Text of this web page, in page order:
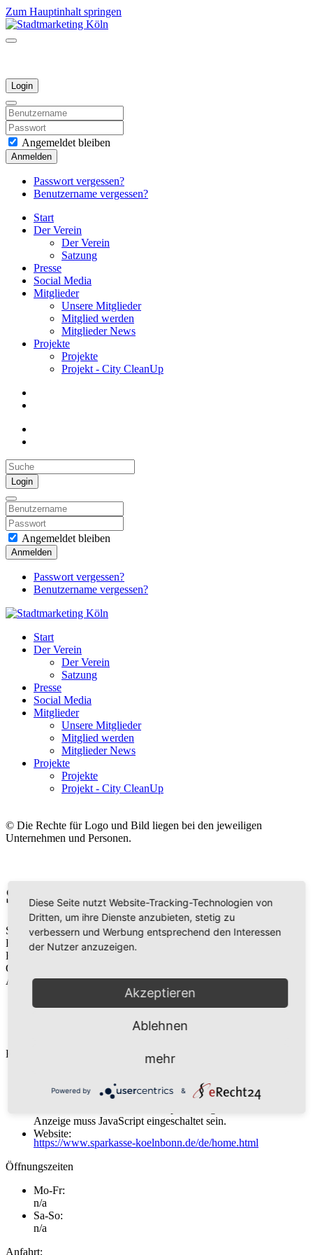
Zum Hauptinhalt springen
Login
Angemeldet bleiben
Anmelden
Passwort vergessen?
Benutzername vergessen?
Start
Der Verein
Der Verein
Satzung
Presse
Social Media
Mitglieder
Unsere Mitglieder
Mitglied werden
Mitglieder News
Projekte
Projekte
Projekt - City CleanUp
Login
Angemeldet bleiben
Anmelden
Passwort vergessen?
Benutzername vergessen?
Start
Der Verein
Der Verein
Satzung
Presse
Social Media
Mitglieder
Unsere Mitglieder
Mitglied werden
Mitglieder News
Projekte
Projekte
Projekt - City CleanUp
© Die Rechte für Logo und Bild liegen bei den jeweiligen
Unternehmen und Personen.
Sparkasse KölnBonn
Sparkasse KölnBonn - Ihre Bank in Köln & Bonn, 170
Filialen/Standorte bietet u.a. sichere Geldanlagen, Girokonto,
Baufinanzierung, Online-Banking, Tagesgeld, Sparvertrag,
Geldautomat, Online-Kredit, Kreditkarte
Adresse:
Sparkasse KölnBonn
Kontakt:
0221-226-91122
Anzeige muss JavaScript eingeschaltet sein.
Website:
https://www.sparkasse-koelnbonn.de/de/home.html
Öffnungszeiten
Mo-Fr:
n/a
Sa-So:
n/a
Anfahrt:
Diese Seite nutzt Website-Tracking-Technologien von
Dritten, um ihre Dienste anzubieten, stetig zu
verbessern und Werbung entsprechend den Interessen
der Nutzer anzuzeigen.
Akzeptieren
Ablehnen
mehr
Powered by &